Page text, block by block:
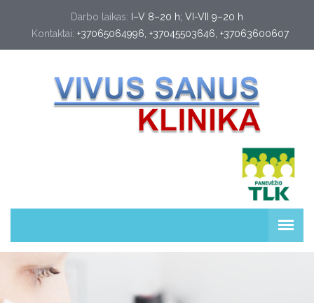
Darbo laikas: I–V 8–20 h; VI-VII 9–20 h
Kontaktai: +37065064996 +37045503646 +37063600607